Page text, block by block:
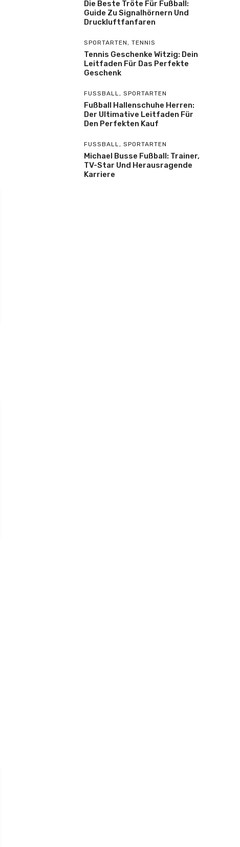
Die Beste Tröte Für Fußball:
Guide Zu Signalhörnern Und
Druckluftfanfaren
SPORTARTEN, TENNIS
Tennis Geschenke Witzig: Dein
Leitfaden Für Das Perfekte
Geschenk
FUSSBALL , SPORTARTEN
Fußball Hallenschuhe Herren:
Der Ultimative Leitfaden Für
Den Perfekten Kauf
FUSSBALL , SPORTARTEN
Michael Busse Fußball: Trainer,
TV-Star Und Herausragende
Karriere